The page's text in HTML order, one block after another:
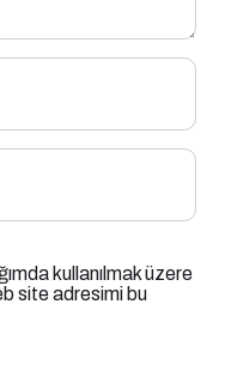
kullanılmak üzere
site adresimi bu